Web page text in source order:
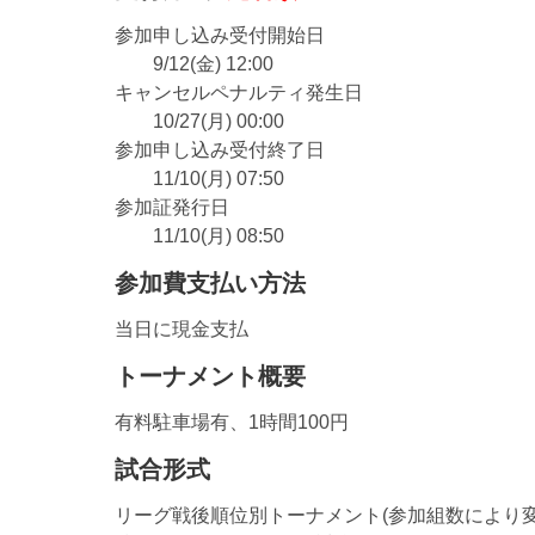
参加申し込み受付開始日
9/12(金) 12:00
キャンセルペナルティ発生日
10/27(月) 00:00
参加申し込み受付終了日
11/10(月) 07:50
参加証発行日
11/10(月) 08:50
参加費支払い方法
当日に現金支払
トーナメント概要
有料駐車場有、1時間100円
試合形式
リーグ戦後順位別トーナメント(参加組数により